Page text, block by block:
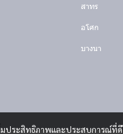
ประสิทธิภาพและประสบการณ์ที่
สาทร
อโศก
บางนา